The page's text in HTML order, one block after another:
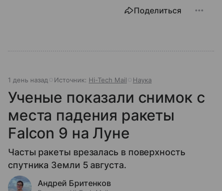
Поделиться
1 день назад Источник: Hi-Tech Mail Наука
Ученые показали снимок с
места падения ракеты
Falcon 9 на Луне
Часты ракеты врезалась в поверхность
спутника Земли 5 августа.
Андрей Бритенков